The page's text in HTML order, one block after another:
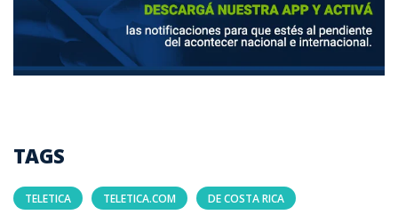
TAGS
TELETICA TELETICA.COM DE COSTA RICA